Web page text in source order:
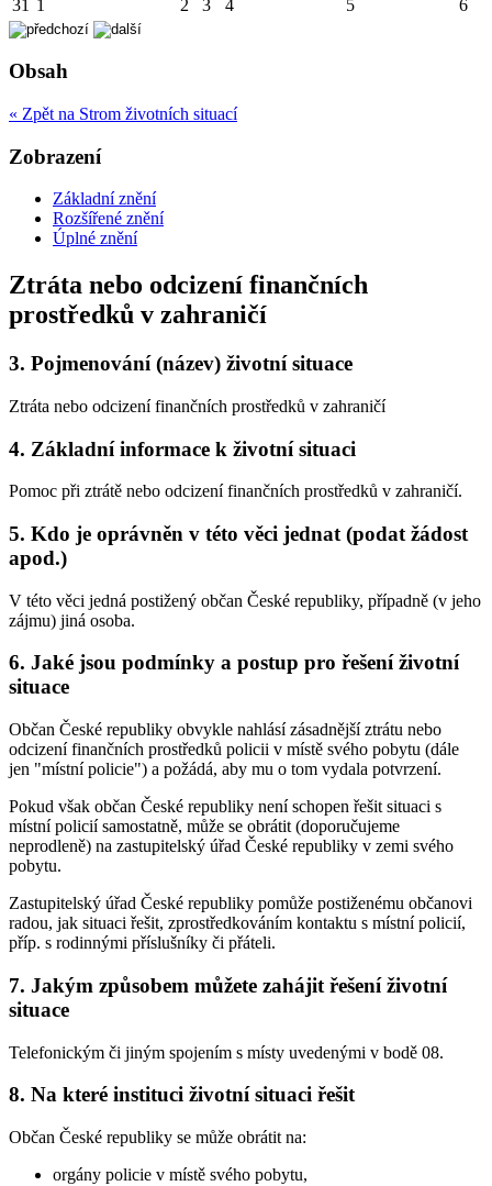
31 1 2 3 4 5 6
Obsah
« Zpět na Strom životních situací
Zobrazení
Základní znění
Rozšířené znění
Úplné znění
Ztráta nebo odcizení finančních
prostředků v zahraničí
3. Pojmenování (název) životní situace
Ztráta nebo odcizení finančních prostředků v zahraničí
4. Základní informace k životní situaci
Pomoc při ztrátě nebo odcizení finančních prostředků v zahraničí.
5. Kdo je oprávněn v této věci jednat (podat žádost
apod.)
V této věci jedná postižený občan České republiky, případně (v jeho
zájmu) jiná osoba.
6. Jaké jsou podmínky a postup pro řešení životní
situace
Občan České republiky obvykle nahlásí zásadnější ztrátu nebo
odcizení finančních prostředků policii v místě svého pobytu (dále
jen "místní policie") a požádá, aby mu o tom vydala potvrzení.
Pokud však občan České republiky není schopen řešit situaci s
místní policií samostatně, může se obrátit (doporučujeme
neprodleně) na zastupitelský úřad České republiky v zemi svého
pobytu.
Zastupitelský úřad České republiky pomůže postiženému občanovi
radou, jak situaci řešit, zprostředkováním kontaktu s místní policií,
příp. s rodinnými příslušníky či přáteli.
7. Jakým způsobem můžete zahájit řešení životní
situace
Telefonickým či jiným spojením s místy uvedenými v bodě 08.
8. Na které instituci životní situaci řešit
Občan České republiky se může obrátit na:
orgány policie v místě svého pobytu,